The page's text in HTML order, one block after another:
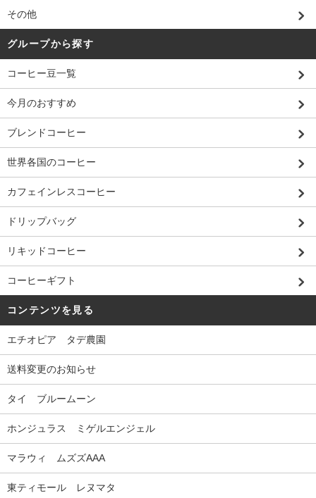
その他
グループから探す
コーヒー豆一覧
今月のおすすめ
ブレンドコーヒー
世界各国のコーヒー
カフェインレスコーヒー
ドリップバッグ
リキッドコーヒー
コーヒーギフト
コンテンツを見る
エチオピア タデ農園
送料変更のお知らせ
タイ ブルームーン
ホンジュラス ミゲルエンジェル
マラウィ ムズズAAA
東ティモール レヌマタ